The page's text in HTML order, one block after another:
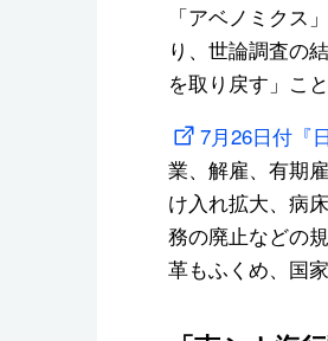
「アベノミクス
り、世論調査の
を取り戻す」こ
7月26日付『
業、解雇、有期
け入れ拡大、病
務の廃止などの
革もふくめ、国